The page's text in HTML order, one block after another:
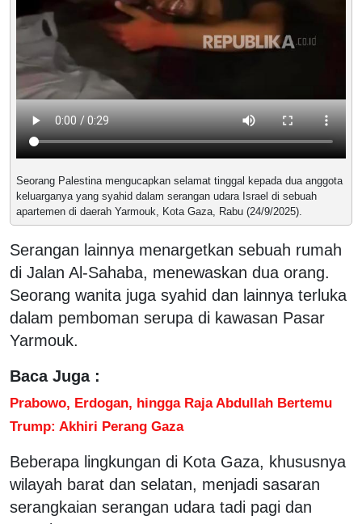
Seorang Palestina mengucapkan selamat tinggal kepada dua anggota
keluarganya yang syahid dalam serangan udara Israel di sebuah
apartemen di daerah Yarmouk, Kota Gaza, Rabu (24/9/2025).
Serangan lainnya menargetkan sebuah rumah
di Jalan Al-Sahaba, menewaskan dua orang.
Seorang wanita juga syahid dan lainnya terluka
dalam pemboman serupa di kawasan Pasar
Yarmouk.
Baca Juga :
Prabowo, Erdogan, hingga Raja Abdullah Bertemu
Trump: Akhiri Perang Gaza
Beberapa lingkungan di Kota Gaza, khususnya
wilayah barat dan selatan, menjadi sasaran
serangkaian serangan udara tadi pagi dan